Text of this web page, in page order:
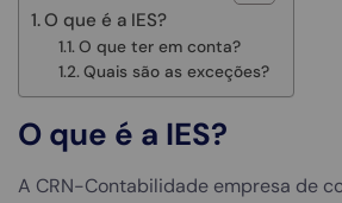
O que é a IES?
O que ter em conta?
Quais são as exceções?
O que é a IES?
A CRN-Contabilidade empresa de